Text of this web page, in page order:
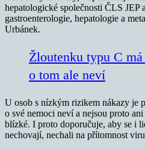
hepatologické společnosti ČLS JEP
gastroenterologie, hepatologie a
Urbánek.
Žloutenku typu C
o tom ale neví
U osob s nízkým rizikem nákazy je
o své nemoci neví a nejsou proto
blízké. I proto doporučuje, aby se i
nechovají, nechali na přítomnost